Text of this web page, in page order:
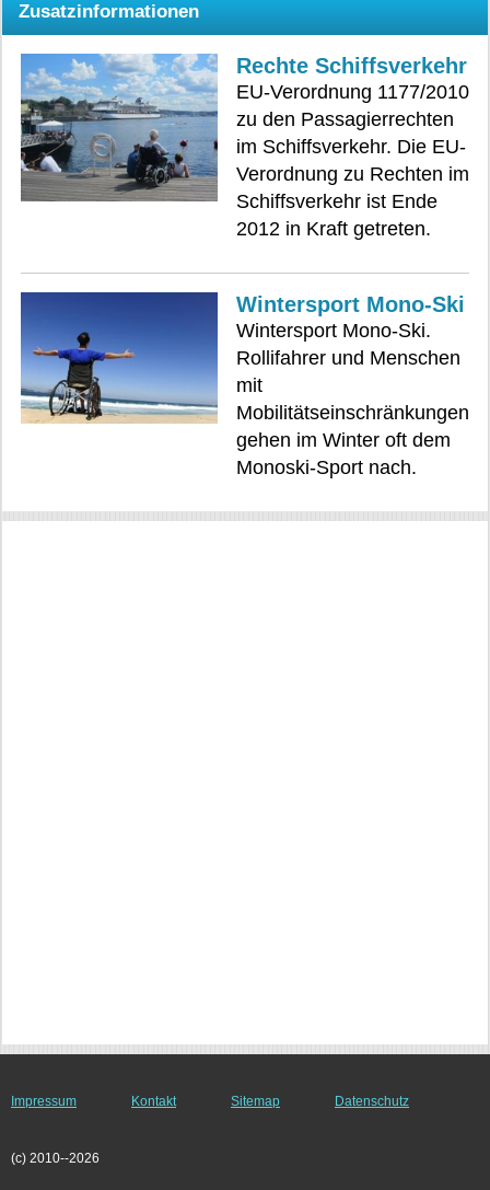
Zusatzinformationen
Rechte Schiffsverkehr
EU-Verordnung 1177/2010
zu den Passagierrechten
im Schiffsverkehr. Die EU-
Verordnung zu Rechten im
Schiffsverkehr ist Ende
2012 in Kraft getreten.
Wintersport Mono-Ski
Wintersport Mono-Ski.
Rollifahrer und Menschen
mit
Mobilitätseinschränkungen
gehen im Winter oft dem
Monoski-Sport nach.
Impressum Kontakt Sitemap Datenschutz
(c) 2010--2026